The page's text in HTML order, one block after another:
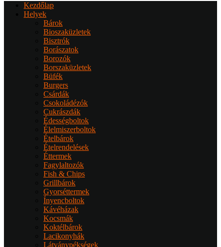
Kezdőlap
Helyek
Bárok
Bioszaküzletek
Bisztrók
Borászatok
Borozók
Borszaküzletek
Büfék
Burgers
Csárdák
Csokoládézók
Cukrászdák
Édességboltok
Élelmiszerboltok
Ételbárok
Ételrendelések
Éttermek
Fagylaltozók
Fish & Chips
Grillbárok
Gyorséttermek
Ínyencboltok
Kávéházak
Kocsmák
Koktélbárok
Lacikonyhák
Látványpékségek